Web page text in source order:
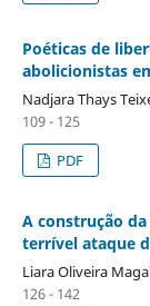
Poéticas de
abolicionistas
Nadjara Thays
109 - 125
PDF
A construção
terrível ataque
Liara Oliveira
126 - 142